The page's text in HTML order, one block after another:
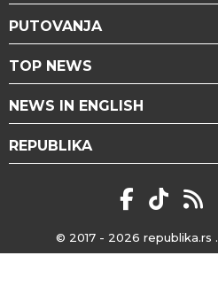
PUTOVANJA
TOP NEWS
NEWS IN ENGLISH
REPUBLIKA
© 2017 - 2026 republika.rs